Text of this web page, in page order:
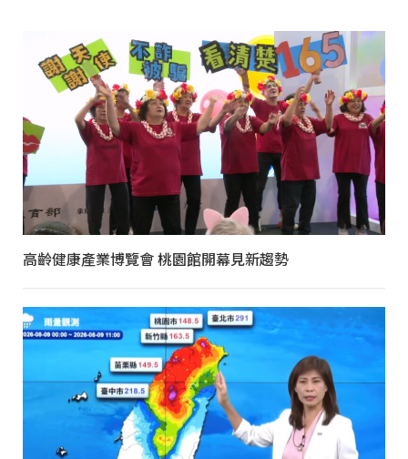
高齡健康產業博覽會 桃園館開幕見新趨勢